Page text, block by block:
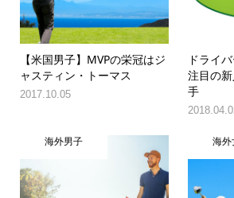
【米国男子】MVPの栄冠はジ
ャスティン・トーマス
2017.10.05
ドライ
注目の
手
海外男子 海外